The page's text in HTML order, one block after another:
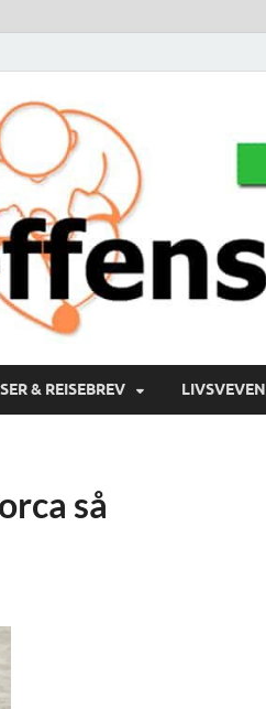
& REISEBREV LIVSVEVEN
så